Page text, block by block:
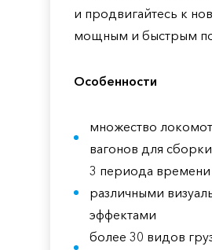
и продвигайтесь к
мощным и быстрым
Особенности
множество
вагонов для
3 периода времени
различными
эффектами
более 30 видов